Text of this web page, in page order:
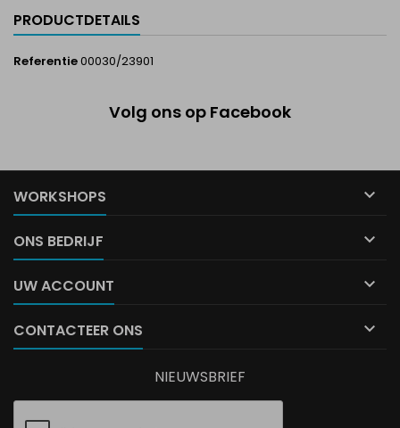
PRODUCTDETAILS
Referentie00030/23901
Volg ons op Facebook
WORKSHOPS 
ONS BEDRIJF 
UW ACCOUNT 
CONTACTEER ONS 
NIEUWSBRIEF